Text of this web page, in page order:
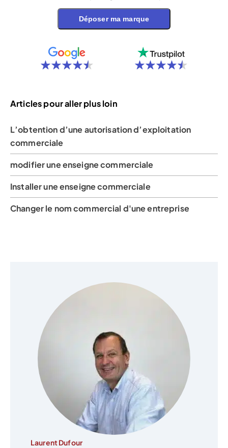
Déposer ma marque
Articles pour aller plus loin
L’obtention d’une autorisation d’exploitation
commerciale
modifier une enseigne commerciale
Installer une enseigne commerciale
Changer le nom commercial d'une entreprise
Laurent Dufour